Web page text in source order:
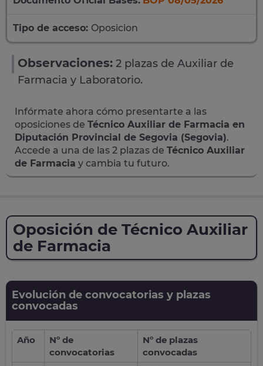
Tipo de acceso: Oposicion
Observaciones: 2 plazas de Auxiliar de
Farmacia y Laboratorio.
Infórmate ahora cómo presentarte a las
oposiciones de Técnico Auxiliar de Farmacia en
Diputación Provincial de Segovia (Segovia).
Accede a una de las 2 plazas de Técnico Auxiliar
de Farmacia y cambia tu futuro.
Oposición de Técnico Auxiliar
de Farmacia
Evolución de convocatorias y plazas
convocadas
Año
Nº de
convocatorias
Nº de plazas
convocadas